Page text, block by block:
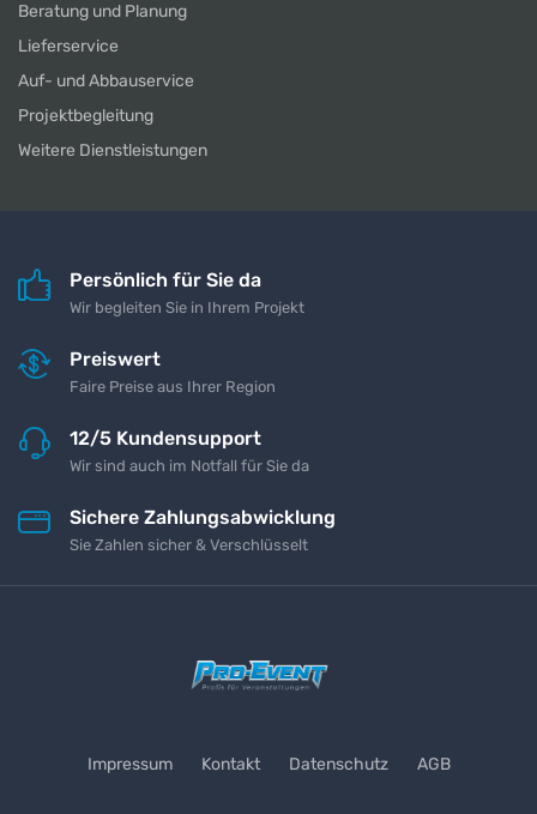
Beratung und Planung
Lieferservice
Auf- und Abbauservice
Projektbegleitung
Weitere Dienstleistungen
Persönlich für Sie da
Wir begleiten Sie in Ihrem Projekt
Preiswert
Faire Preise aus Ihrer Region
12/5 Kundensupport
Wir sind auch im Notfall für Sie da
Sichere Zahlungsabwicklung
Sie Zahlen sicher & Verschlüsselt
Impressum Kontakt Datenschutz AGB